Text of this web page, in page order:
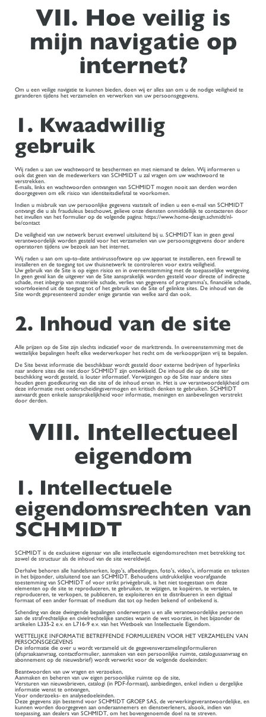
VII. Hoe veilig is
mijn navigatie op
internet?
Om u een veilige navigatie te kunnen bieden, doen wij er alles aan om u de nodige veiligheid te
garanderen tijdens het verzamelen en verwerken van uw persoonsgegevens.
1. Kwaadwillig
gebruik
Wij raden u aan uw wachtwoord te beschermen en met niemand te delen. Wij informeren u
ook dat geen van de medewerkers van SCHMIDT u zal vragen om uw wachtwoord te
verstrekken.
E-mails, links en wachtwoorden ontvangen van SCHMIDT mogen nooit aan derden worden
doorgegeven om elk risico van identiteitsdiefstal te voorkomen.
Indien u misbruik van uw persoonlijke gegevens vaststelt of indien u een e-mail van SCHMIDT
ontvangt die u als frauduleus beschouwt, gelieve onze diensten onmiddellijk te contacteren door
het invullen van het formulier op de volgende pagina: https://www.home-design.schmidt/nl-
be/contact
De veiligheid van uw netwerk berust evenwel uitsluitend bij u. SCHMIDT kan in geen geval
verantwoordelijk worden gesteld voor het verzamelen van uw persoonsgegevens door andere
operatoren tijdens uw bezoek aan het internet.
Wij raden u aan om up-to-date antivirussoftware op uw apparaat te installeren, een firewall te
installeren en de toegang tot uw thuisnetwerk te controleren voor extra veiligheid.
Uw gebruik van de Site is op eigen risico en in overeenstemming met de toepasselijke wetgeving.
In geen geval kan de uitgever van de Site aansprakelijk worden gesteld voor directe of indirecte
schade, met inbegrip van materiële schade, verlies van gegevens of programma's, financiële schade,
voortvloeiend uit de toegang tot of het gebruik van de Site of gelinkte sites. De inhoud van de
Site wordt gepresenteerd zonder enige garantie van welke aard dan ook.
2. Inhoud van de site
Alle prijzen op de Site zijn slechts indicatief voor de markttrends. In overeenstemming met de
wettelijke bepalingen heeft elke wederverkoper het recht om de verkoopprijzen vrij te bepalen.
De Site bevat informatie die beschikbaar wordt gesteld door externe bedrijven of hyperlinks
naar andere sites die niet door SCHMIDT zijn ontwikkeld. De inhoud die op de site ter
beschikking wordt gesteld, is louter informatief. Verwijzingen op de Site naar andere sites
houden geen goedkeuring van die site of de inhoud ervan in. Het is uw verantwoordelijkheid om
deze informatie met onderscheidingsvermogen en kritisch denken te gebruiken. SCHMIDT
aanvaardt geen enkele aansprakelijkheid voor informatie, meningen en aanbevelingen verstrekt
door derden.
VIII. Intellectueel
eigendom
1. Intellectuele
eigendomsrechten van
SCHMIDT
SCHMIDT is de exclusieve eigenaar van alle intellectuele eigendomsrechten met betrekking tot
zowel de structuur als de inhoud van de site wereldwijd.
Derhalve behoren alle handelsmerken, logo's, afbeeldingen, foto's, video's, informatie en teksten
in het bijzonder, uitsluitend toe aan SCHMIDT. Behoudens uitdrukkelijke voorafgaande
toestemming van SCHMIDT of voor strikt privégebruik, is het niet toegestaan om deze
elementen op de site te reproduceren, te gebruiken, te wijzigen, te kopiëren, te vertalen, te
reproduceren, te verkopen, te publiceren, te exploiteren en te distribueren in een digitaal
formaat of een ander formaat of medium dat tot op heden bekend of onbekend is.
Schending van deze dwingende bepalingen onderwerpen u en alle verantwoordelijke personen
aan de strafrechtelijke en civielrechtelijke sancties waarin de wet voorziet, in het bijzonder de
artikelen L335-2 e.v. en L716-9 e.v. van het Wetboek van Intellectuele Eigendom.
WETTELIJKE INFORMATIE BETREFFENDE FORMULIEREN VOOR HET VERZAMELEN VAN
PERSOONSGEGEVENS
De informatie die over u wordt verzameld uit de gegevensverzamelingsformulieren
(afspraakaanvraag, contactformulier, aanmaken van een persoonlijke ruimte, catalogusaanvraag en
abonnement op de nieuwsbrief) wordt verwerkt voor de volgende doeleinden:
Beantwoorden van uw vragen en verzoeken,
Aanmaken en beheren van uw eigen persoonlijke ruimte op de site,
Versturen van nieuwsbrieven, catalogi (in PDF-formaat), aanbiedingen, enkel indien u dergelijke
informatie wenst te ontvangen,
Voor onderzoeks- en analysedoeleinden.
Deze gegevens zijn bestemd voor SCHMIDT GROEP SAS, de verwerkingsverantwoordelijke, en
kunnen worden doorgegeven aan onderaannemers en dienstverleners, alsook, indien van
toepassing, aan dealers van SCHMIDT, om het bovengenoemde doel na te streven.